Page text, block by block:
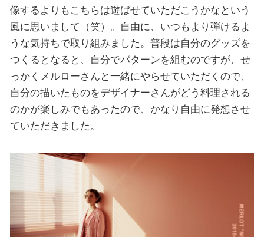
像するよりもこちらは遊ばせていただこうかなという
風に思いまして（笑）。自由に、いつもより弾けるよ
うな気持ちで取り組みました。普段は自分のグッズを
つくるとなると、自分でパターンを組むのですが、せ
っかくメルローさんと一緒にやらせていただくので、
自分の描いたものをデザイナーさんがどう料理される
のかが楽しみでもあったので、かなり自由に発想させ
ていただきました。